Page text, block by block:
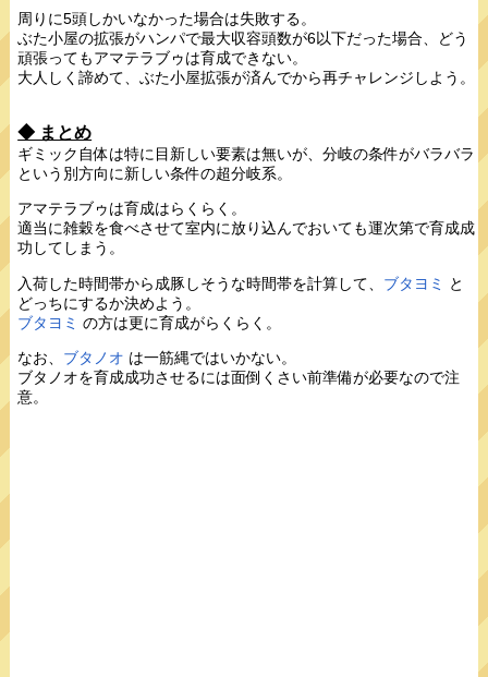
周りに5頭しかいなかった場合は失敗する。
ぶた小屋の拡張がハンパで最大収容頭数が6以下だった場合、どう
頑張ってもアマテラブゥは育成できない。
大人しく諦めて、ぶた小屋拡張が済んでから再チャレンジしよう。
◆ まとめ
ギミック自体は特に目新しい要素は無いが、分岐の条件がバラバラ
という別方向に新しい条件の超分岐系。
アマテラブゥは育成はらくらく。
適当に雑穀を食べさせて室内に放り込んでおいても運次第で育成成
功してしまう。
入荷した時間帯から成豚しそうな時間帯を計算して、 ブタヨミ
と
どっちにするか決めよう。
ブタヨミ の方は更に育成がらくらく。
なお、 ブタノオ は一筋縄ではいかない。
ブタノオを育成成功させるには面倒くさい前準備が必要なので注
意。